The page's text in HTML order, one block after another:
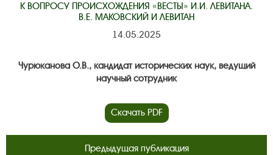
К ВОПРОСУ ПРОИСХОЖДЕНИЯ «ВЕСТЫ» И.И. ЛЕВИТАНА.
В.Е. МАКОВСКИЙ И ЛЕВИТАН
14.05.2025
Чурюканова О.В., кандидат исторических наук, ведущий
научный сотрудник
Скачать PDF
Предыдущая публикация